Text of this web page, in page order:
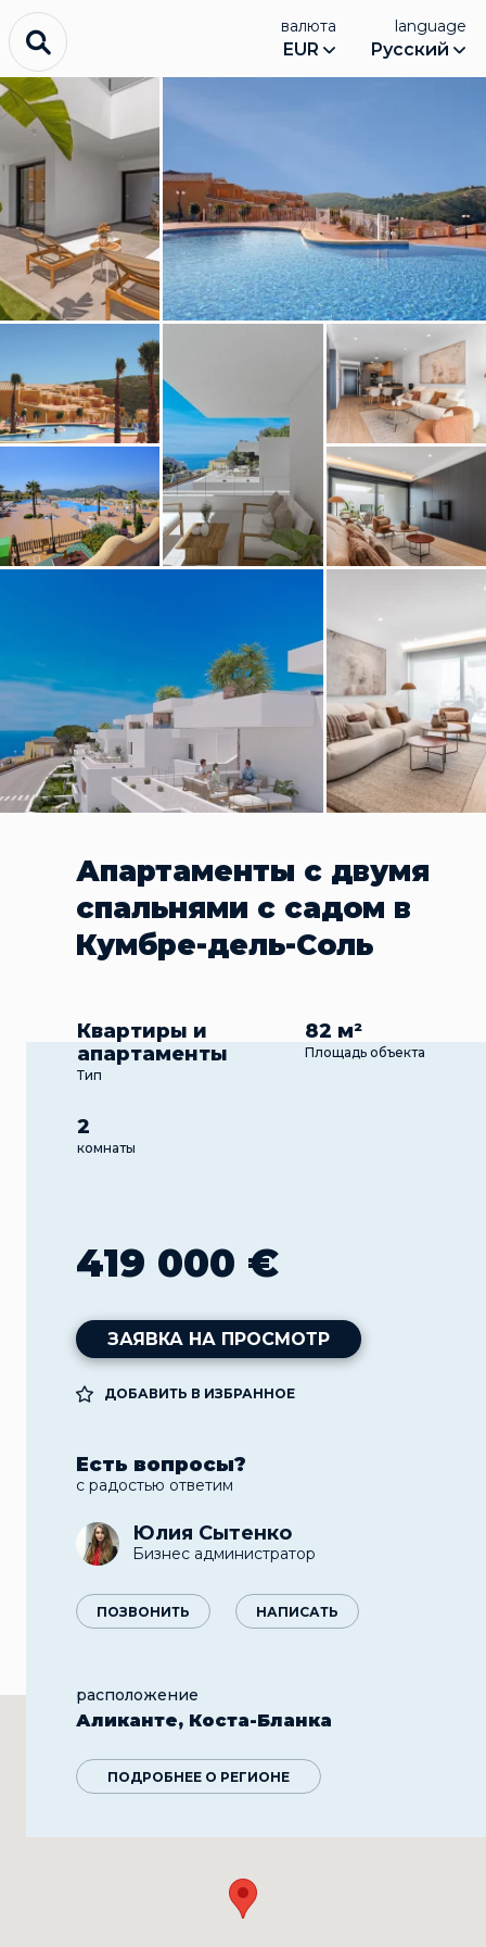
валюта
EUR
language
Русский
Апартаменты с двумя
спальнями с садом в
Кумбре-дель-Соль
Квартиры и
апартаменты
Тип
82 м²
Площадь объекта
2
комнаты
419 000 €
ЗАЯВКА НА ПРОСМОТР
ДОБАВИТЬ В ИЗБРАННОЕ
Есть вопросы?
с радостью ответим
Юлия Сытенко
Бизнес администратор
ПОЗВОНИТЬ НАПИСАТЬ
расположение
Аликанте, Коста-Бланка
ПОДРОБНЕЕ О РЕГИОНЕ